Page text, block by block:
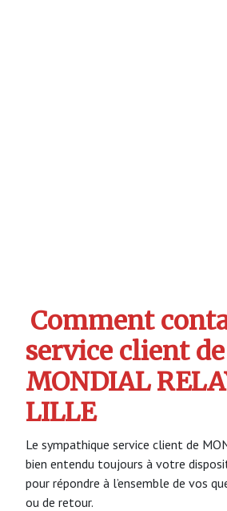
Comment
service client de
MONDIAL
LILLE
Le sympathique service client de
bien entendu toujours à votre
pour répondre à l’ensemble de vos
ou de retour.